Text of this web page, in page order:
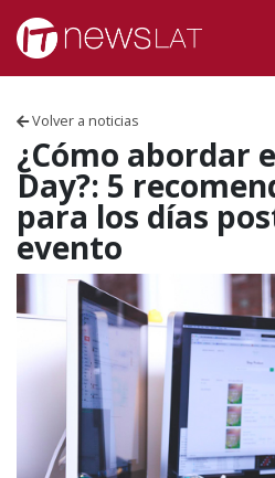
Skip to content
Volver a noticias
¿Cómo abordar
Day?: 5
para los días
evento
CHILE
MÉXICO